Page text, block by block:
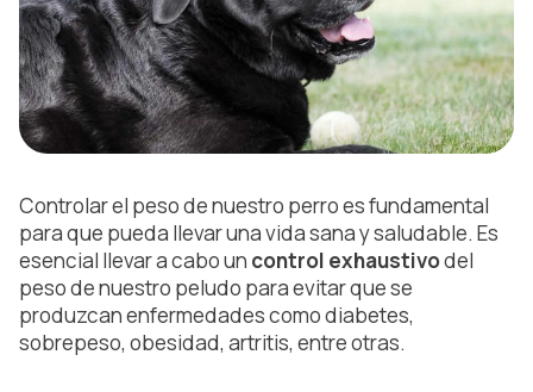
Controlar el peso de nuestro perro es fundamental
para que pueda llevar una vida sana y saludable. Es
esencial llevar a cabo un control exhaustivodel
peso de nuestro peludo para evitar que se
produzcan enfermedades como diabetes,
sobrepeso, obesidad, artritis, entre otras.